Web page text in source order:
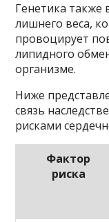
Генетика также
лишнего веса,
провоцирует
липидного
организме.
Ниже
связь
рисками
Фактор
риска